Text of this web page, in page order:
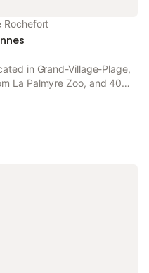
Rochefort
in Grand-Village-Plage,
La Palmyre Zoo, and 40
access to a terrace,